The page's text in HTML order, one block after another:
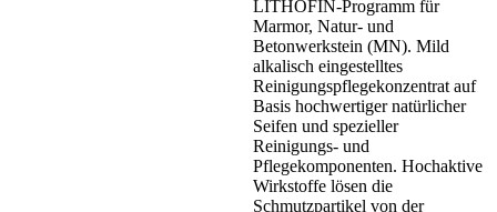
LITHOFIN-Programm für
Marmor, Natur- und
Betonwerkstein (MN). Mild
alkalisch eingestelltes
Reinigungspflegekonzentrat auf
Basis hochwertiger natürlicher
Seifen und spezieller
Reinigungs- und
Pflegekomponenten. Hochaktive
Wirkstoffe lösen die
Schmutzpartikel von der